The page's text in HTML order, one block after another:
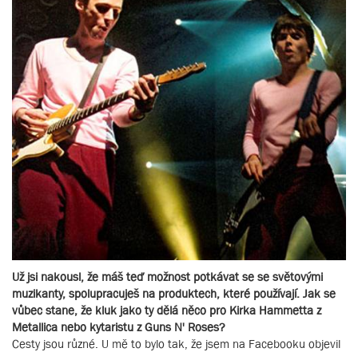
Už jsi nakousl, že máš teď možnost potkávat se se světovými
muzikanty, spolupracuješ na produktech, které používají. Jak se
vůbec stane, že kluk jako ty dělá něco pro Kirka Hammetta z
Metallica nebo kytaristu z Guns N' Roses?
Cesty jsou různé. U mě to bylo tak, že jsem na Facebooku objevil